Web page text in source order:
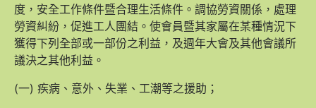
度，安全工作條件暨合理生活條件。調協勞資關係，處理
勞資糾紛，促進工人團結。使會員暨其家屬在某種情況下
獲得下列全部或一部份之利益，及週年大會及其他會議所
議決之其他利益。
(一) 疾病、意外、失業、工潮等之援助；